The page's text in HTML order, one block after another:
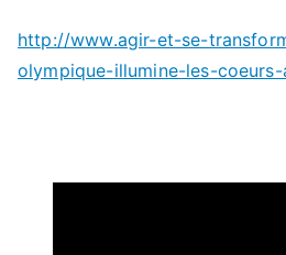
http://www.agir-et-se-
olympique-illumine-les-